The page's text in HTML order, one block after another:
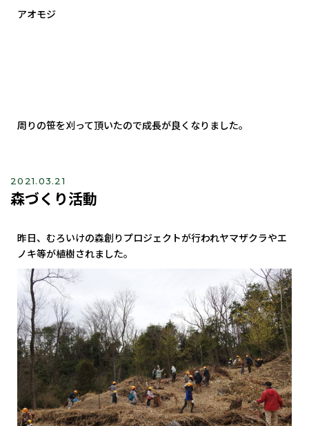
アオモジ
周りの笹を刈って頂いたので成長が良くなりました。
2021.03.21
森づくり活動
昨日、むろいけの森創りプロジェクトが行われヤマザクラやエ
ノキ等が植樹されました。